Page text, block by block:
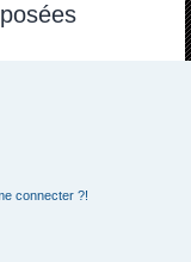
connecter ?!